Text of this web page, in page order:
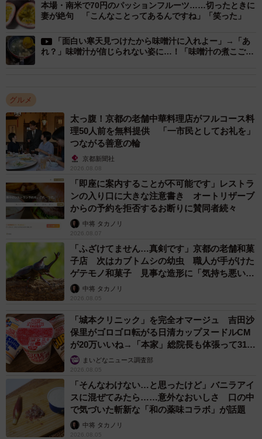
本場・南米で70円のパッションフルーツ……切ったときに
妻が絶句 「こんなことってあるんですね」「笑った」
「面白い寒天見つけたから味噌汁に入れよー」→「あ
れ？」味噌汁が信じられない姿に…！「味噌汁の煮こご
グルメ
太っ腹！京都の老舗中華料理店がフルコース料
理50人前を無料提供 「一市民としてお礼を」
つながる善意の輪
京都新聞社
2026.08.08
「即座に案内することが不可能です」レストラ
ンの入り口に大きな注意書き オートリザーブ
からの予約を拒否するお断りに賛同者続々
中将 タカノリ
2026.08.07
「ふざけてません…真剣です」京都の老舗和菓
子店 次はカブトムシの幼虫 職人が手がけた
ゲテモノ和菓子 見事な造形に「気持ち悪いく
らいリアル」
中将 タカノリ
2026.08.05
「城本クリニック」を完全オマージュ 吉田沙
保里がゴロゴロ転がる日清カップヌードルCM
が20万いいね→「本家」総院長も体張って31万
いいねまいどなニュース調査部
2026.08.05
「そんなわけない…と思ったけど」バニラアイ
スに混ぜてみたら……意外なおいしさ 口の中
で気づいた斬新な「和の薬味コラボ」が話題
中将 タカノリ
2026.08.05